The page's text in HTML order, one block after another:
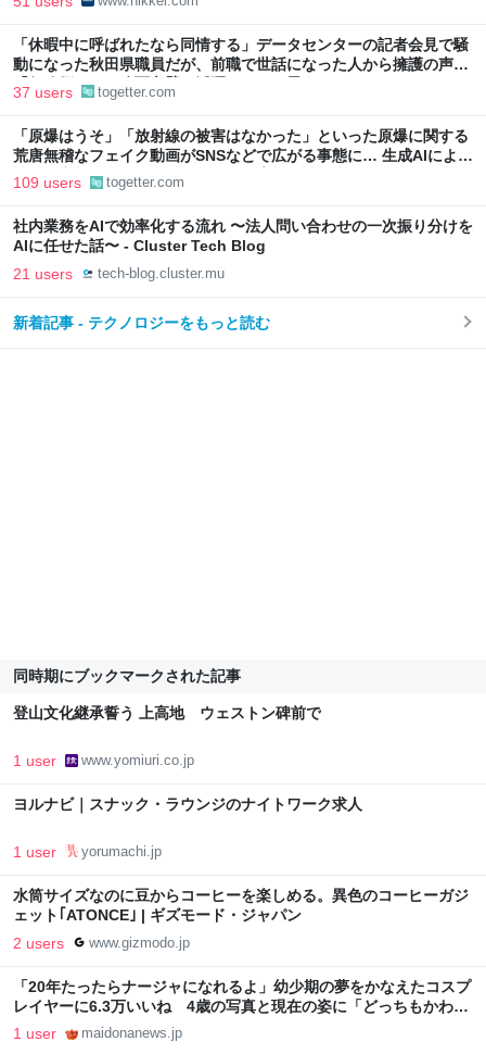
「休暇中に呼ばれたなら同情する」データセンターの記者会見で騒
動になった秋田県職員だが、前職で世話になった人から擁護の声
「行政側として八面六臂の活躍をしたと思う」
37 users togetter.com
「原爆はうそ」「放射線の被害はなかった」といった原爆に関する
荒唐無稽なフェイク動画がSNSなどで広がる事態に… 生成AIによる
被爆の実相からはかけ離れた動画も増加、被爆者からは憤りの声も
109 users togetter.com
社内業務をAIで効率化する流れ 〜法人問い合わせの一次振り分けを
AIに任せた話〜 - Cluster Tech Blog
21 users tech-blog.cluster.mu
新着記事 - テクノロジーをもっと読む
同時期にブックマークされた記事
登山文化継承誓う 上高地 ウェストン碑前で
1 user www.yomiuri.co.jp
ヨルナビ｜スナック・ラウンジのナイトワーク求人
1 user yorumachi.jp
水筒サイズなのに豆からコーヒーを楽しめる。異色のコーヒーガジ
ェット｢ATONCE｣ | ギズモード・ジャパン
2 users www.gizmodo.jp
「20年たったらナージャになれるよ」幼少期の夢をかなえたコスプ
レイヤーに6.3万いいね 4歳の写真と現在の姿に「どっちもかわえ
え～」｜まいどなニュース
1 user maidonanews.jp